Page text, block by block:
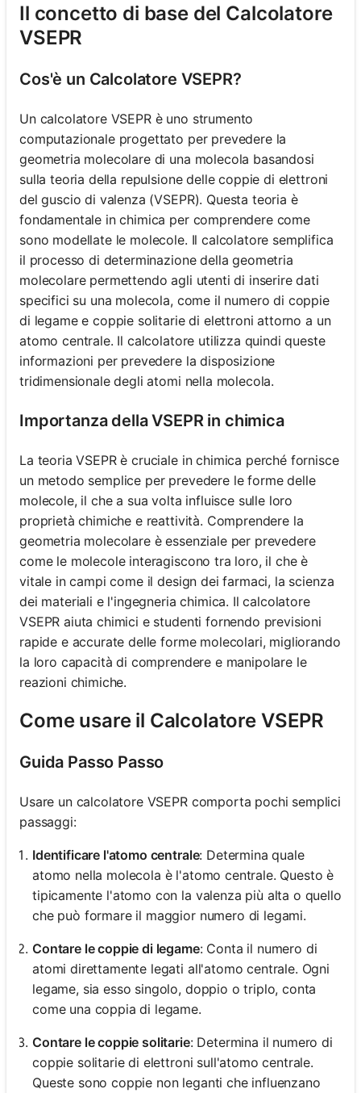
Il concetto di base del Calcolatore
VSEPR
Cos'è un Calcolatore VSEPR?
Un calcolatore VSEPR è uno strumento
computazionale progettato per prevedere la
geometria molecolare di una molecola basandosi
sulla teoria della repulsione delle coppie di elettroni
del guscio di valenza (VSEPR). Questa teoria è
fondamentale in chimica per comprendere come
sono modellate le molecole. Il calcolatore semplifica
il processo di determinazione della geometria
molecolare permettendo agli utenti di inserire dati
specifici su una molecola, come il numero di coppie
di legame e coppie solitarie di elettroni attorno a un
atomo centrale. Il calcolatore utilizza quindi queste
informazioni per prevedere la disposizione
tridimensionale degli atomi nella molecola.
Importanza della VSEPR in chimica
La teoria VSEPR è cruciale in chimica perché fornisce
un metodo semplice per prevedere le forme delle
molecole, il che a sua volta influisce sulle loro
proprietà chimiche e reattività. Comprendere la
geometria molecolare è essenziale per prevedere
come le molecole interagiscono tra loro, il che è
vitale in campi come il design dei farmaci, la scienza
dei materiali e l'ingegneria chimica. Il calcolatore
VSEPR aiuta chimici e studenti fornendo previsioni
rapide e accurate delle forme molecolari, migliorando
la loro capacità di comprendere e manipolare le
reazioni chimiche.
Come usare il Calcolatore VSEPR
Guida Passo Passo
Usare un calcolatore VSEPR comporta pochi semplici
passaggi:
Identificare l'atomo centrale: Determina quale
atomo nella molecola è l'atomo centrale. Questo è
tipicamente l'atomo con la valenza più alta o quello
che può formare il maggior numero di legami.
Contare le coppie di legame: Conta il numero di
atomi direttamente legati all'atomo centrale. Ogni
legame, sia esso singolo, doppio o triplo, conta
come una coppia di legame.
Contare le coppie solitarie: Determina il numero di
coppie solitarie di elettroni sull'atomo centrale.
Queste sono coppie non leganti che influenzano